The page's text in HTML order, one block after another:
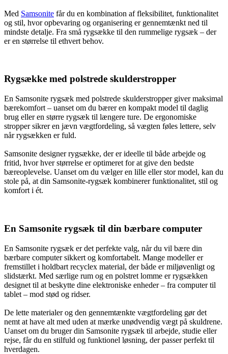
Med Samsonite får du en kombination af fleksibilitet, funktionalitet
og stil, hvor opbevaring og organisering er gennemtænkt ned til
mindste detalje. Fra små rygsække til den rummelige rygsæk – der
er en størrelse til ethvert behov.
Rygsække med polstrede skulderstropper
En Samsonite rygsæk med polstrede skulderstropper giver maksimal
bærekomfort – uanset om du bærer en kompakt model til daglig
brug eller en større rygsæk til længere ture. De ergonomiske
stropper sikrer en jævn vægtfordeling, så vægten føles lettere, selv
når rygsækken er fuld.
Samsonite designer rygsække, der er ideelle til både arbejde og
fritid, hvor hver størrelse er optimeret for at give den bedste
bæreoplevelse. Uanset om du vælger en lille eller stor model, kan du
stole på, at din Samsonite-rygsæk kombinerer funktionalitet, stil og
komfort i ét.
En Samsonite rygsæk til din bærbare computer
En Samsonite rygsæk er det perfekte valg, når du vil bære din
bærbare computer sikkert og komfortabelt. Mange modeller er
fremstillet i holdbart recyclex material, der både er miljøvenligt og
slidstærkt. Med særlige rum og en polstret lomme er rygsækken
designet til at beskytte dine elektroniske enheder – fra computer til
tablet – mod stød og ridser.
De lette materialer og den gennemtænkte vægtfordeling gør det
nemt at have alt med uden at mærke unødvendig vægt på skuldrene.
Uanset om du bruger din Samsonite rygsæk til arbejde, studie eller
rejse, får du en stilfuld og funktionel løsning, der passer perfekt til
hverdagen.